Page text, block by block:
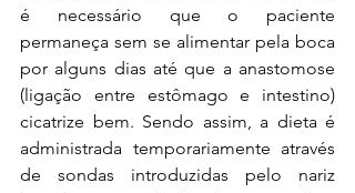
é necessário que o paciente
permaneça sem se alimentar pela boca
por alguns dias até que a anastomose
(ligação entre estômago e intestino)
cicatrize bem. Sendo assim, a dieta é
administrada temporariamente através
de sondas introduzidas pelo nariz